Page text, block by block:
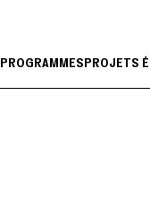
PROGRAMMESPROJETS